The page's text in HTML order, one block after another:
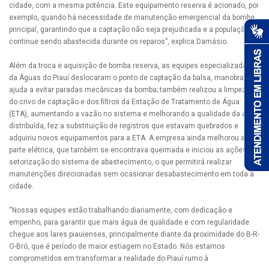
cidade, com a mesma potência. Este equipamento reserva é acionado, por
exemplo, quando há necessidade de manutenção emergencial da bomba
principal, garantindo que a captação não seja prejudicada e a população
continue sendo abastecida durante os reparos”, explica Damásio.
Além da troca e aquisição de bomba reserva, as equipes especializadas
da Águas do Piauí deslocaram o ponto de captação da balsa, manobra que
ajuda a evitar paradas mecânicas da bomba; também realizou a limpeza
do crivo de captação e dos filtros da Estação de Tratamento de Água
(ETA), aumentando a vazão no sistema e melhorando a qualidade da água
distribuída, fez a substituição de registros que estavam quebrados e
adquiriu novos equipamentos para a ETA. A empresa ainda melhorou a
parte elétrica, que também se encontrava queimada e iniciou as ações de
setorização do sistema de abastecimento, o que permitirá realizar
manutenções direcionadas sem ocasionar desabastecimento em toda a
cidade.
“Nossas equipes estão trabalhando diariamente, com dedicação e
empenho, para garantir que mais água de qualidade e com regularidade
chegue aos lares piauienses, principalmente diante da proximidade do B-R-
O-Bró, que é período de maior estiagem no Estado. Nós estamos
comprometidos em transformar a realidade do Piauí rumo à